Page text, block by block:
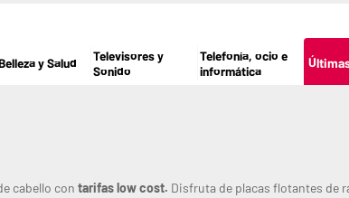
y Salud
Televisores y
Sonido
Telefonía, ocio e
informática
cabello con tarifas low cost. Disfruta de placas flotantes de